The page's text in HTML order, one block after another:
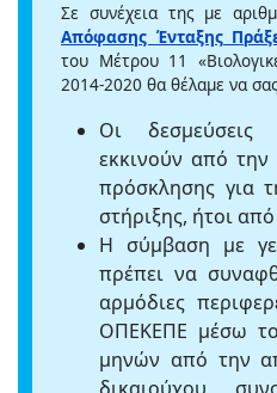
Σε συνέχεια της με
Απόφασης Ένταξης
του Μέτρου 11
2014-2020 θα θέλαμε να
Οι
εκκινούν από την
πρόσκλησης για
στήριξης, ήτοι
Η σύμβαση με
πρέπει να
αρμόδιες
ΟΠΕΚΕΠΕ μέσω
μηνών από την